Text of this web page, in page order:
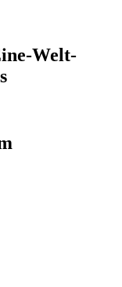
Welt-